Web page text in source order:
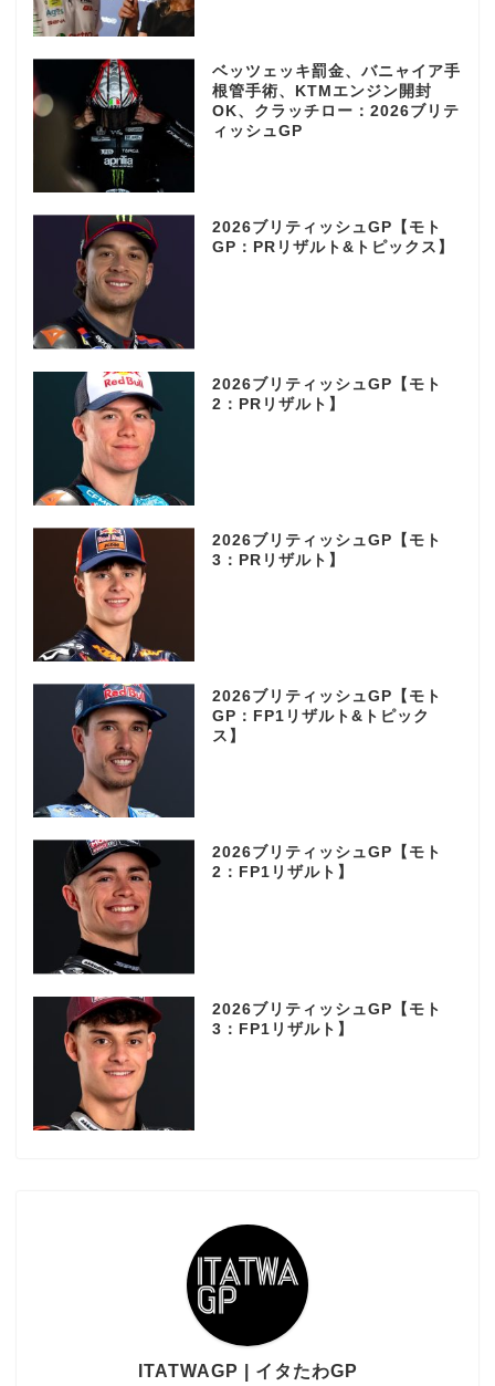
ベッツェッキ罰金、バニャイア手
根管手術、KTMエンジン開封
OK、クラッチロー：2026ブリテ
ィッシュGP
2026ブリティッシュGP【モト
GP：PRリザルト&トピックス】
2026ブリティッシュGP【モト
2：PRリザルト】
2026ブリティッシュGP【モト
3：PRリザルト】
2026ブリティッシュGP【モト
GP：FP1リザルト&トピック
ス】
2026ブリティッシュGP【モト
2：FP1リザルト】
2026ブリティッシュGP【モト
3：FP1リザルト】
ITATWAGP | イタたわGP